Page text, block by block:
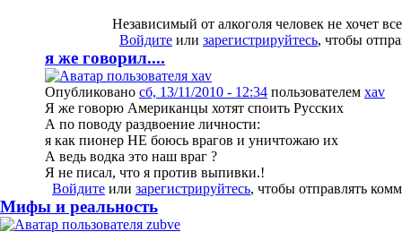
Независимый от алкоголя человек не хочет
Войдите или зарегистрируйтесь, чтобы
я же говорил....
Опубликовано сб, 13/11/2010 - 12:34 пользователем xav
Я же говорю Американцы хотят споить Русских
А по поводу раздвоение личности:
я как пионер НЕ боюсь врагов и уничтожаю их
А ведь водка это наш враг ?
Я не писал, что я против выпивки.!
Войдите или зарегистрируйтесь, чтобы отправлять
Мифы и реальность